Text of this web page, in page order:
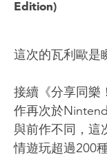
Nintendo
Blind Box
Collectible
Lifestyle
Edition)
這次的瓦利歐是
接續《分享同樂
作再次於
與前作不同，這
情遊玩超過200